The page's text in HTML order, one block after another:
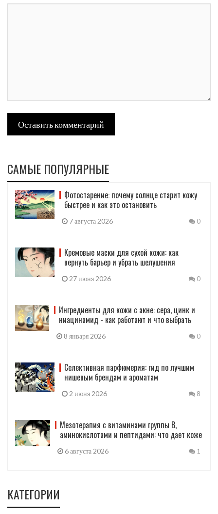
Оставить комментарий
САМЫЕ ПОПУЛЯРНЫЕ
Фотостарение: почему солнце старит кожу
быстрее и как это остановить
7 августа 2026 0
Кремовые маски для сухой кожи: как
вернуть барьер и убрать шелушения
27 июня 2026 0
Ингредиенты для кожи с акне: сера, цинк и
ниацинамид - как работают и что выбрать
8 января 2026 0
Селективная парфюмерия: гид по лучшим
нишевым брендам и ароматам
2 июня 2026 8
Мезотерапия с витаминами группы B,
аминокислотами и пептидами: что дает коже
6 августа 2026 1
КАТЕГОРИИ